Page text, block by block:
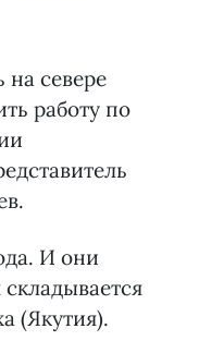
на севере
работу по
И они
(Якутия).